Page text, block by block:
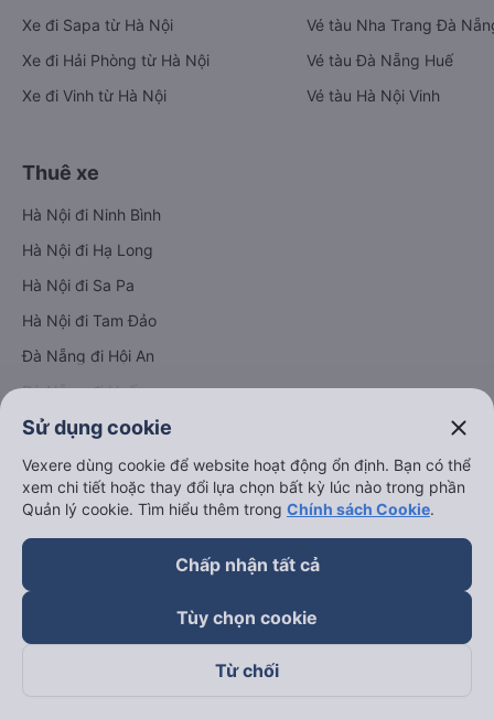
Xe đi Sapa từ Hà Nội
Xe đi Hải Phòng từ Hà Nội
Xe đi Vinh từ Hà Nội
Vé tàu Nha Trang Đà
Vé tàu Đà Nẵng Huế
Vé tàu Hà Nội Vinh
Thuê xe
Hà Nội đi Ninh Bình
Hà Nội đi Hạ Long
Hà Nội đi Sa Pa
Hà Nội đi Tam Đảo
Đà Nẵng đi Hội An
Đà Nẵng đi Huế
Hải Phòng đi Hà Nội
Xem tất cả tuyến đường
Sử dụng cookie close
Vexere dùng cookie để website hoạt động ổn định. Bạn có thể
xem chi tiết hoặc thay đổi lựa chọn bất kỳ lúc nào trong phần
Quản lý cookie. Tìm hiểu thêm trong Chính sách Cookie.
Chấp nhận tất cả
Tùy chọn cookie
Từ chối